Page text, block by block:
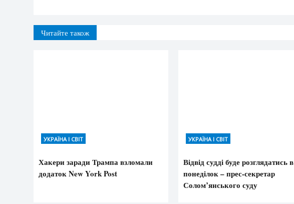
Читайте також
УКРАЇНА І СВІТ
Хакери заради Трампа взломали
додаток New York Post
УКРАЇНА І СВІТ
Відвід судді буде розглядатись в
понеділок – прес-секретар
Солом’янського суду